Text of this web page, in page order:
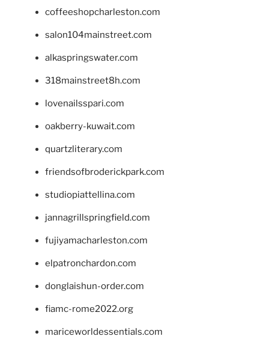
coffeeshopcharleston.com
salon104mainstreet.com
alkaspringswater.com
318mainstreet8h.com
lovenailsspari.com
oakberry-kuwait.com
quartzliterary.com
friendsofbroderickpark.com
studiopiattellina.com
jannagrillspringfield.com
fujiyamacharleston.com
elpatronchardon.com
donglaishun-order.com
fiamc-rome2022.org
mariceworldessentials.com